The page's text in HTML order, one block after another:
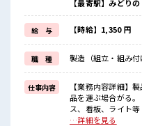
明るすぎたり奇抜でなければ
(規定有)≪機能的な制服アリ
制服があるので、
毎日の服装の悩み解消♪
≪未経験OKの仕事≫
新しいことにチャレンジする
しっかり働く環境が整ってい
イチからスキルUP・ステッ
■職場の雰囲気
明るすぎたり奇抜過ぎなけれ
【最寄駅】みどり
給 与 【時給】1,350 円
職 種 製造（組立・組み付
仕事内容
【業務内容詳細】
品を運ぶ場合がる
ス、看板、ライト等 ■お仕事PR ≪プライベートが充実する≫
場合によってはお願
…詳細を見る